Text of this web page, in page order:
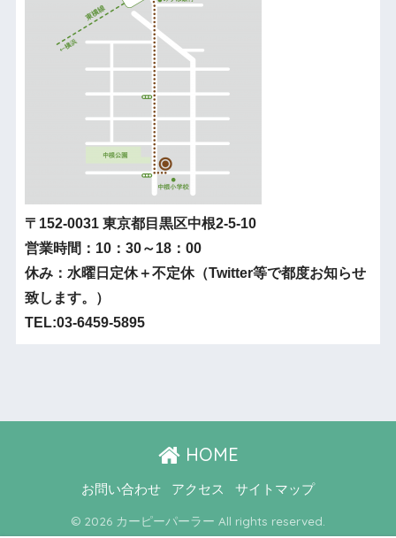
〒152-0031 東京都目黒区中根2-5-10
営業時間：10：30～18：00
休み：水曜日定休＋不定休（Twitter等で都度お知らせ
致します。）
TEL:03-6459-5895
HOME
お問い合わせ アクセス サイトマップ
© 2026 カーピーパーラー All rights reserved.